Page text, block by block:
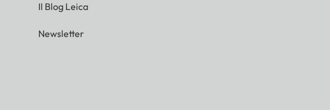
Il Blog Leica
Newsletter